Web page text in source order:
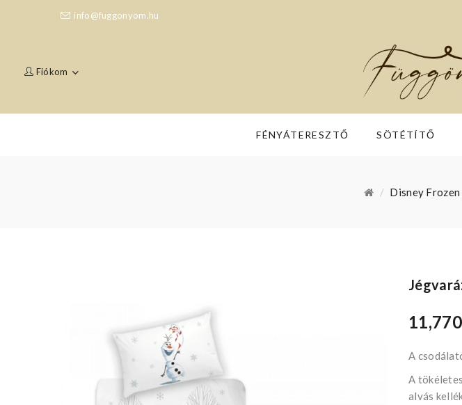
info@fuggonyom.hu
Fiókom
FÉNYÁTERESZTŐ SÖTÉTÍTŐ
Disney
A
A
alvás